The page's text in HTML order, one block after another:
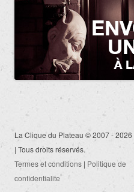
La Clique du Plateau © 2007 - 2026
| Tous droits réservés.
Termes et conditions | Politique de
confidentialite